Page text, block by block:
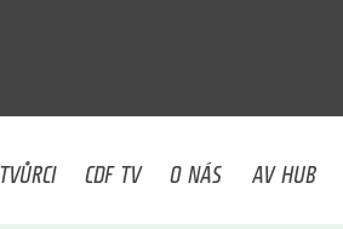
TVŮRCI CDF TV O NÁS AV HUB